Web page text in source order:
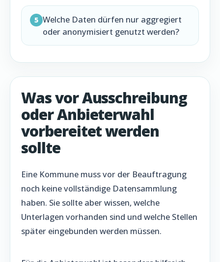
5 Welche Daten dürfen nur aggregiert
oder anonymisiert genutzt werden?
Was vor Ausschreibung
oder Anbieterwahl
vorbereitet werden
sollte
Eine Kommune muss vor der Beauftragung
noch keine vollständige Datensammlung
haben. Sie sollte aber wissen, welche
Unterlagen vorhanden sind und welche Stellen
später eingebunden werden müssen.